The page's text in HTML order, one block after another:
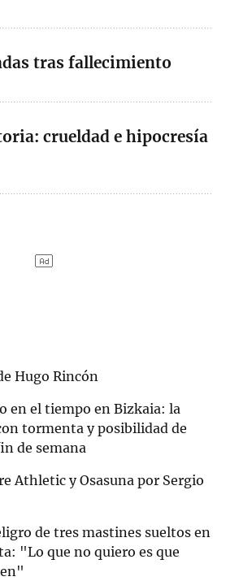
tras fallecimiento
crueldad e hipocresía
Hugo Rincón
en el tiempo en Bizkaia: la
tormenta y posibilidad de
de semana
Athletic y Osasuna por Sergio
de tres mastines sueltos en
"Lo que no quiero es que